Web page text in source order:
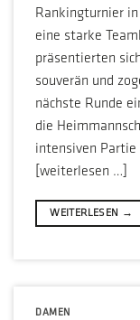
Rankingturnier
eine starke
präsentierten
souverän und
nächste Runde
die
intensiven Partie
[weiterlesen …]
WEITERLESEN →
DAMEN